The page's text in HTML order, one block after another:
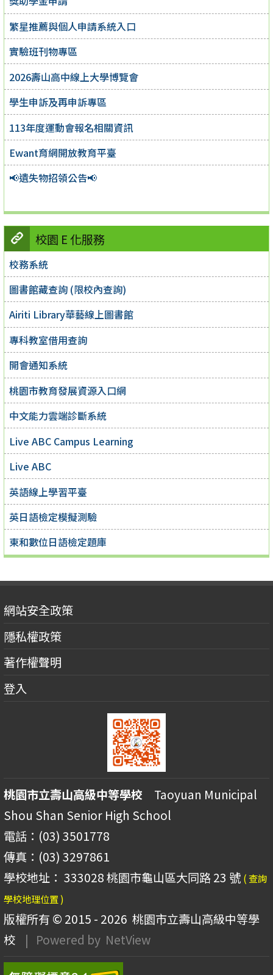
繁星推薦與個人申請系統入口
實驗班刊物專區
2026壽山高中線上大學博覽會
學生申訴及再申訴專區
113年度運動會報名相關資訊
Ewant育網開放教育平臺
📢遺失物招領公告📢
校園 E 化服務
校務系統
圖書館藏查詢 (限校內查詢)
Airiti Library華藝線上圖書館
專科教室借用查詢
開會通知系統
桃園市教育發展資源入口網
中文能力雲端診斷系統
Live ABC Campus Learning
Live ABC
英語線上學習平臺
英日語檢定模擬測驗
東和數位日語檢定題庫
網站安全政策
隱私權政策
著作權聲明
登入
桃園市立壽山高級中等學校 Taoyuan Municipal
Shou Shan Senior High School
電話：(03) 3501778
傳真：(03) 3297861
學校地址： 333028 桃園市龜山區大同路 23 號 ( 查詢
學校地理位置 )
版權所有 © 2015 - 2026 桃園市立壽山高級中等學
校
| Powered by NetView